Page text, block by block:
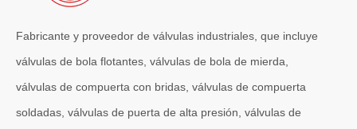
Fabricante y proveedor de válvulas industriales, que incluye
válvulas de bola flotantes, válvulas de bola de mierda,
válvulas de compuerta con bridas, válvulas de compuerta
soldadas, válvulas de puerta de alta presión, válvulas de